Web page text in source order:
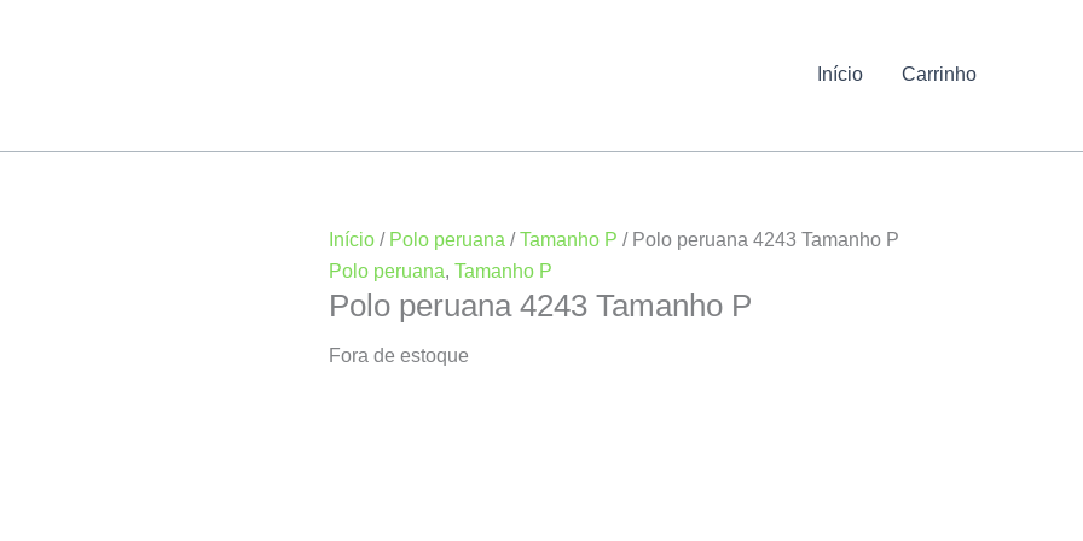
Início Carrinho
Início / Polo peruana /Tamanho P / Polo peruana 4243 Tamanho P
Polo peruana, Tamanho P
Polo peruana 4243 Tamanho P
Fora de estoque